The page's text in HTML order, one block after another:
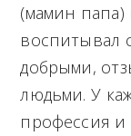
(мамин папа)
воспитывал
добрыми,
людьми. У
профессия